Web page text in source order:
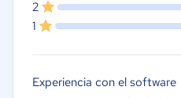
2
1
Experiencia con el software